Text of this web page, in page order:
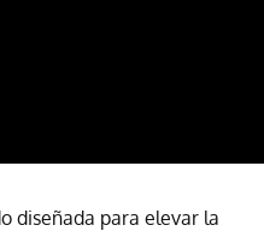
diseñada para elevar la